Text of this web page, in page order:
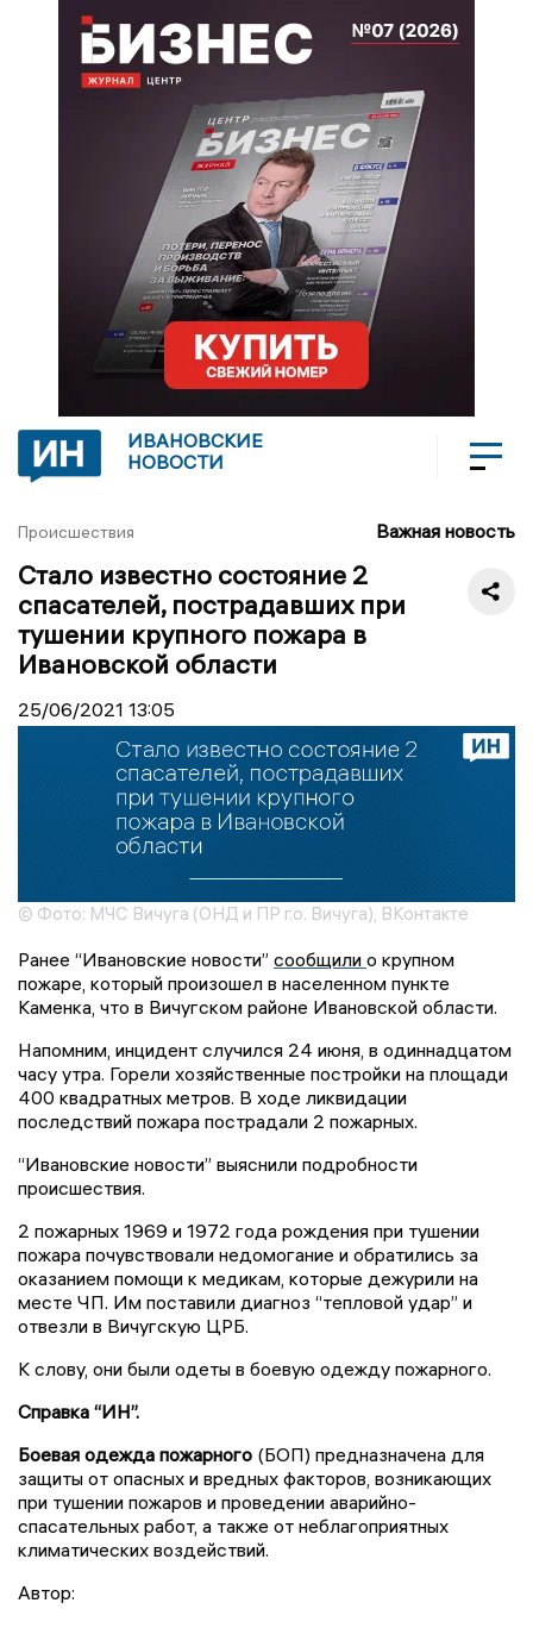
ИВАНОВСКИЕ
НОВОСТИ
Происшествия Важная новость
Стало известно состояние 2
спасателей, пострадавших при
тушении крупного пожара в
Ивановской области
25/06/2021 13:05
© Фото: МЧС Вичуга (ОНД и ПР г.о. Вичуга), ВКонтакте
Ранее “Ивановские новости” сообщили о крупном
пожаре, который произошел в населенном пункте
Каменка, что в Вичугском районе Ивановской области.
Напомним, инцидент случился 24 июня, в одиннадцатом
часу утра. Горели хозяйственные постройки на площади
400 квадратных метров. В ходе ликвидации
последствий пожара пострадали 2 пожарных.
“Ивановские новости” выяснили подробности
происшествия.
2 пожарных 1969 и 1972 года рождения при тушении
пожара почувствовали недомогание и обратились за
оказанием помощи к медикам, которые дежурили на
месте ЧП. Им поставили диагноз “тепловой удар” и
отвезли в Вичугскую ЦРБ.
К слову, они были одеты в боевую одежду пожарного.
Справка “ИН”.
Боевая одежда пожарного (БОП) предназначена для
защиты от опасных и вредных факторов, возникающих
при тушении пожаров и проведении аварийно-
спасательных работ, а также от неблагоприятных
климатических воздействий.
Автор: